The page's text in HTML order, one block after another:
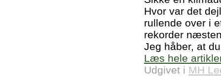
Hvor var det
rullende over i
rekorder
Jeg håber, at
Læs hele
Udgivet i MH